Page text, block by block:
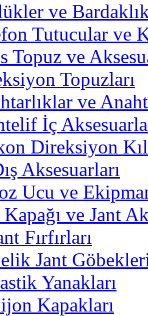
ve
Tutucular ve
Topuz ve
Topuzları
ve
İç
Direksiyon
Aksesuarları
Ucu ve
ve Jant
Fırfırları
Jant
Yanakları
Kapakları